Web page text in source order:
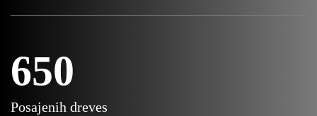
650
Posajenih dreves